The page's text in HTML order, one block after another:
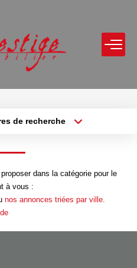
En Ligne
de recherche
Budget max
Créer une alerte
dans la catégorie pour le
à vous :
nos annonces triées par ville.